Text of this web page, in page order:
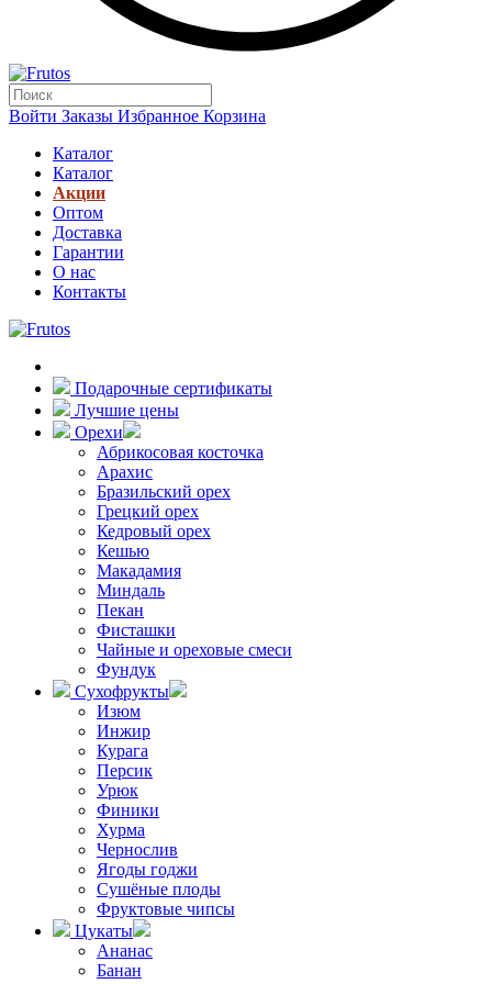
Войти Заказы Избранное Корзина
Каталог
Каталог
Акции
Оптом
Доставка
Гарантии
О нас
Контакты
Подарочные сертификаты
Лучшие цены
Орехи
Абрикосовая косточка
Арахис
Бразильский орех
Грецкий орех
Кедровый орех
Кешью
Макадамия
Миндаль
Пекан
Фисташки
Чайные и ореховые смеси
Фундук
Сухофрукты
Изюм
Инжир
Курага
Персик
Урюк
Финики
Хурма
Чернослив
Ягоды годжи
Сушёные плоды
Фруктовые чипсы
Цукаты
Ананас
Банан